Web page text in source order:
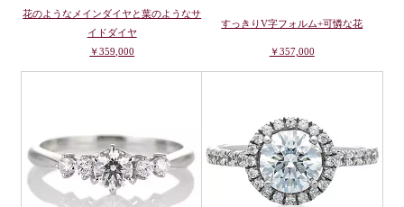
花のようなメインダイヤと葉のようなサ
イドダイヤ
￥359,000
すっきりV字フォルム+可憐な花
￥357,000